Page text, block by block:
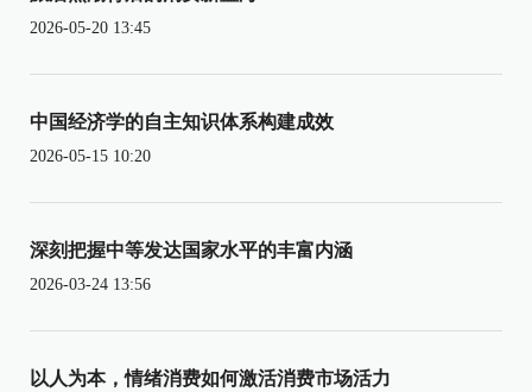
2026-05-20 13:45
中国经济学的自主知识体系构建成效
2026-05-15 10:20
深刻把握中等发达国家水平的丰富内涵
2026-03-24 13:56
以人为本，情绪消费如何激活消费市场活力